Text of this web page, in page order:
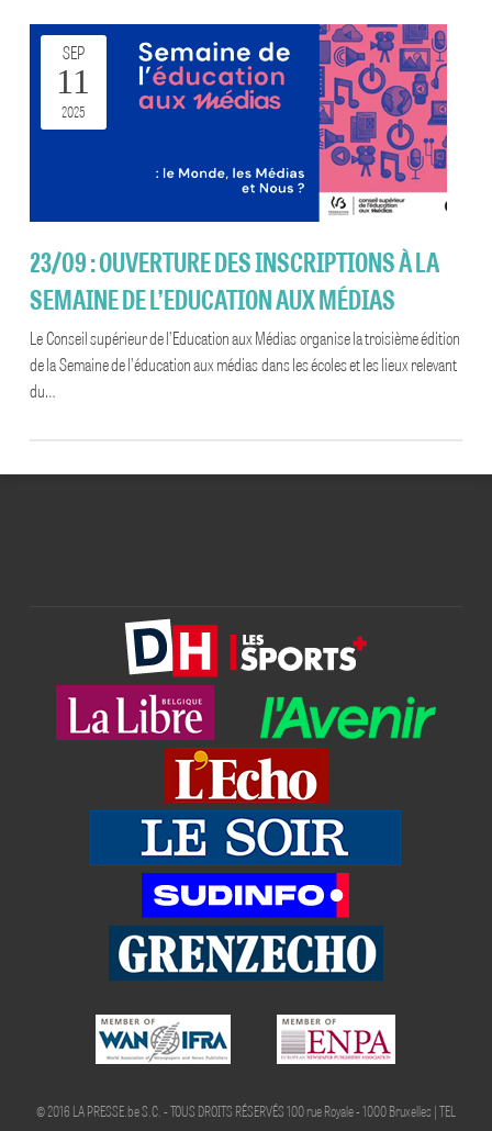
23/09 : OUVERTURE DES INSCRIPTIONS À LA
SEMAINE DE L’EDUCATION AUX MÉDIAS
SEP
11
2025
Le Conseil supérieur de l’Education aux Médias organise la troisième édition
de la Semaine de l’éducation aux médias dans les écoles et les lieux relevant
du…
© 2016 LA PRESSE.be S.C. - TOUS DROITS RÉSERVÉS 100 rue Royale - 1000 Bruxelles | TEL